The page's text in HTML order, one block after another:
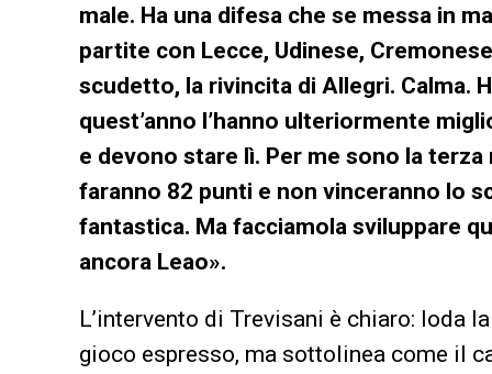
male. Ha una difesa che se messa in
partite con Lecce, Udinese,
scudetto, la rivincita di Allegri. Calma.
quest’anno l’hanno ulteriormente
e devono stare lì. Per me sono la
faranno 82 punti e non vinceranno lo
fantastica. Ma facciamola sviluppare
ancora Leao».
L’intervento di Trevisani è chiaro: loda
gioco espresso, ma sottolinea come il